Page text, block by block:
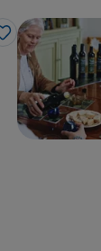
Gosto